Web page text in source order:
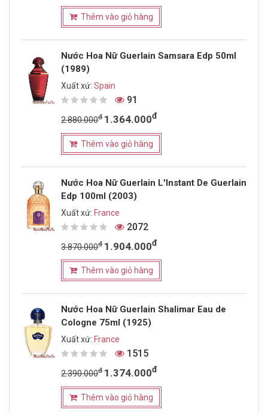
Thêm vào giỏ hàng
Nước Hoa Nữ Guerlain Samsara Edp 50ml
(1989)
Xuất xứ:Spain
91
2.880.000đ 1.364.000đ
Thêm vào giỏ hàng
Nước Hoa Nữ Guerlain L'Instant De Guerlain
Edp 100ml (2003)
Xuất xứ: France
2072
3.870.000đ 1.904.000đ
Thêm vào giỏ hàng
Nước Hoa Nữ Guerlain Shalimar Eau de
Cologne 75ml (1925)
Xuất xứ: France
1515
2.390.000đ 1.374.000đ
Thêm vào giỏ hàng